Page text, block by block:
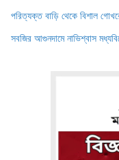
পরিত্যক্ত বাড়ি থেকে বিশাল
সবজির আগুনদামে নাভিশ্বাস